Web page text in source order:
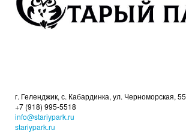
г. Геленджик, с. Кабардинка, ул. Черноморская, 55
+7 (918) 995-5518
info@stariypark.ru
stariypark.ru